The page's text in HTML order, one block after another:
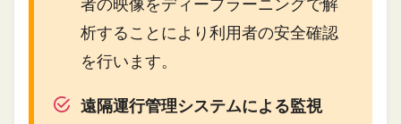
者の映像をディープラーニングで解
析することにより利用者の安全確認
を行います。
遠隔運行管理システムによる監視